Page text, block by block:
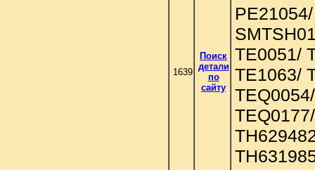
1639
Поиск
детали
по
сайту
TE0051/
TE1063/